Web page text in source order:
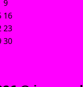
9
16
23
30